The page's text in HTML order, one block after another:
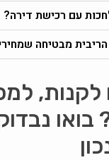
עם רכישת דירה?
מבטיחה
בואו